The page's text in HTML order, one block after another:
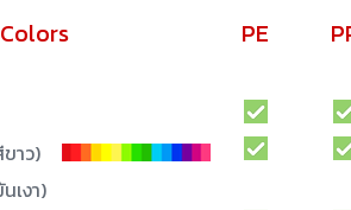
PE
าว)
เงา)